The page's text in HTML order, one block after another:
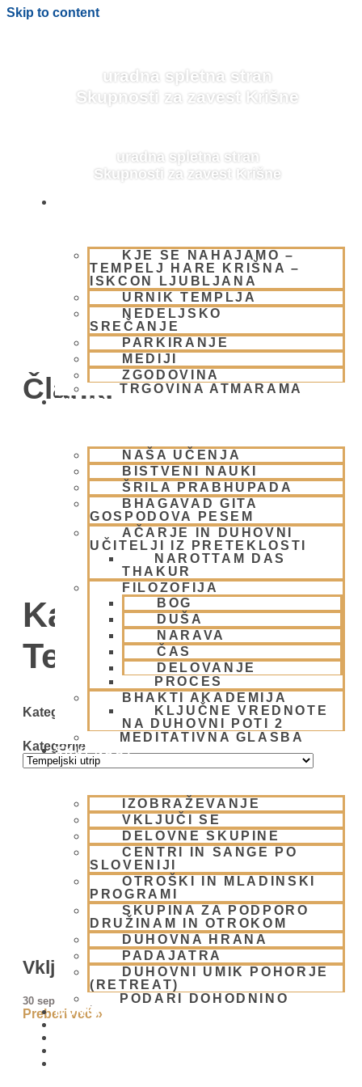
Skip to content
uradna spletna stran
Skupnosti za zavest Krišne
uradna spletna stran
Skupnosti za zavest Krišne
KJE SE NAHAJAMO –
TEMPELJ HARE KRIŠNA –
ISKCON LJUBLJANA
URNIK TEMPLJA
NEDELJSKO
SREČANJE
PARKIRANJE
MEDIJI
ZGODOVINA
TRGOVINA ATMARAMA
BHAKTI JOGA
NAŠA UČENJA
BISTVENI NAUKI
ŠRILA PRABHUPADA
BHAGAVAD GITA
GOSPODOVA PESEM
AČARJE IN DUHOVNI
UČITELJI IZ PRETEKLOSTI
NAROTTAM DAS
THAKUR
FILOZOFIJA
BOG
DUŠA
NARAVA
ČAS
DELOVANJE
PROCES
BHAKTI AKADEMIJA
KLJUČNE VREDNOTE
NA DUHOVNI POTI 2
MEDITATIVNA GLASBA
SKUPNOST
IZOBRAŽEVANJE
VKLJUČI SE
DELOVNE SKUPINE
CENTRI IN SANGE PO
SLOVENIJI
OTROŠKI IN MLADINSKI
PROGRAMI
SKUPINA ZA PODPORO
DRUŽINAM IN OTROKOM
DUHOVNA HRANA
PADAJATRA
DUHOVNI UMIK POHORJE
(RETREAT)
PODARI DOHODNINO
DONIRAJ
BLOG
Članki
Kategorija:
Tempeljski utrip
Kategorije
Kategorije
Vključimo se skupaj
30 septembra, 2025
Preberi več »